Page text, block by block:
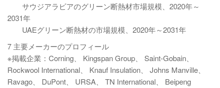
サウジアラビアのグリーン断熱材市場規模、2020年～
2031年
UAEグリーン断熱材の市場規模、2020年～2031年
7 主要メーカーのプロフィール
※掲載企業：Corning、 Kingspan Group、 Saint-Gobain、
Rockwool International、 Knauf Insulation、 Johns Manville、
Ravago、 DuPont、 URSA、 TN International、 Beipeng